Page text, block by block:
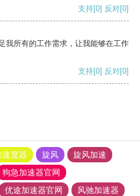
支持[0] 反对[0]
我所有的工作需求，让我能够在工作
支持[0] 反对[0]
速度器 旋风
旋风加速
狗急加速器官网
优途加速器官网
风驰加速器